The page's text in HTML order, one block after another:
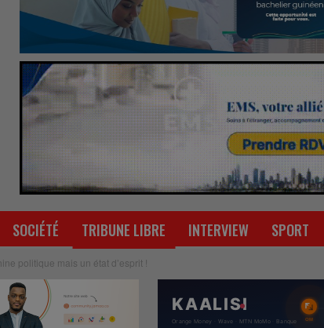
SOCIÉTÉ TRIBUNE LIBRE INTERVIEW SPORT
politique mais un état d’esprit !